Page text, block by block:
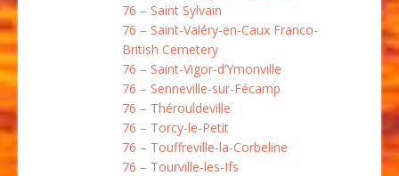
76 – Saint Sylvain
76 – Saint-Valéry-en-Caux Franco-
British Cemetery
76 – Saint-Vigor-d’Ymonville
76 – Senneville-sur-Fécamp
76 – Thérouldeville
76 – Torcy-le-Petit
76 – Touffreville-la-Corbeline
76 – Tourville-les-Ifs